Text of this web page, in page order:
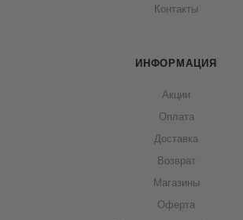
Контакты
ИНФОРМАЦИЯ
Акции
Оплата
Доставка
Возврат
Магазины
Оферта